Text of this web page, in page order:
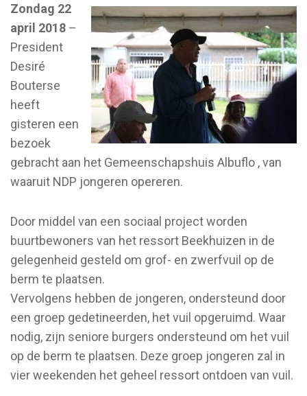
Zondag 22
april 2018 –
President
Desiré
Bouterse
heeft
gisteren een
bezoek
gebracht aan het Gemeenschapshuis Albuflo , van
waaruit NDP jongeren opereren.
Door middel van een sociaal project worden
buurtbewoners van het ressort Beekhuizen in de
gelegenheid gesteld om grof- en zwerfvuil op de
berm te plaatsen.
Vervolgens hebben de jongeren, ondersteund door
een groep gedetineerden, het vuil opgeruimd. Waar
nodig, zijn seniore burgers ondersteund om het vuil
op de berm te plaatsen. Deze groep jongeren zal in
vier weekenden het geheel ressort ontdoen van vuil.